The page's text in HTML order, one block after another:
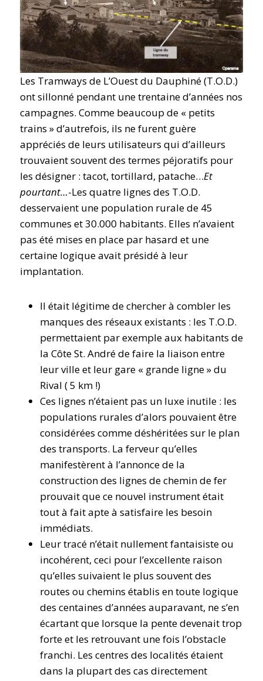
Les Tramways de L’Ouest du Dauphiné (T.O.D.)
ont sillonné pendant une trentaine d’années nos
campagnes. Comme beaucoup de « petits
trains » d’autrefois, ils ne furent guère
appréciés de leurs utilisateurs qui d’ailleurs
trouvaient souvent des termes péjoratifs pour
les désigner : tacot, tortillard, patache…Et
pourtant…-Les quatre lignes des T.O.D.
desservaient une population rurale de 45
communes et 30.000 habitants. Elles n’avaient
pas été mises en place par hasard et une
certaine logique avait présidé à leur
implantation.
Il était légitime de chercher à combler les
manques des réseaux existants : les T.O.D.
permettaient par exemple aux habitants de
la Côte St. André de faire la liaison entre
leur ville et leur gare « grande ligne » du
Rival ( 5 km !)
Ces lignes n’étaient pas un luxe inutile : les
populations rurales d’alors pouvaient être
considérées comme déshéritées sur le plan
des transports. La ferveur qu’elles
manifestèrent à l’annonce de la
construction des lignes de chemin de fer
prouvait que ce nouvel instrument était
tout à fait apte à satisfaire les besoin
immédiats.
Leur tracé n’était nullement fantaisiste ou
incohérent, ceci pour l’excellente raison
qu’elles suivaient le plus souvent des
routes ou chemins établis en toute logique
des centaines d’années auparavant, ne s’en
écartant que lorsque la pente devenait trop
forte et les retrouvant une fois l’obstacle
franchi. Les centres des localités étaient
dans la plupart des cas directement